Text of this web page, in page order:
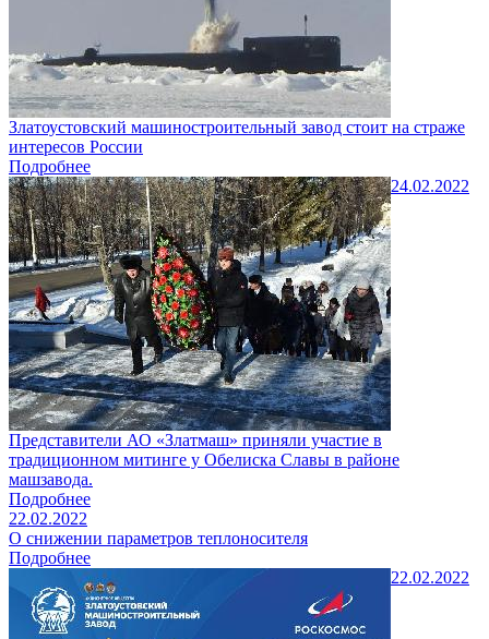
Златоустовский машиностроительный завод стоит на страже
интересов России
Подробнее
24.02.2022
Представители АО «Златмаш» приняли участие в
традиционном митинге у Обелиска Славы в районе
машзавода.
Подробнее
22.02.2022
О снижении параметров теплоносителя
Подробнее
22.02.2022